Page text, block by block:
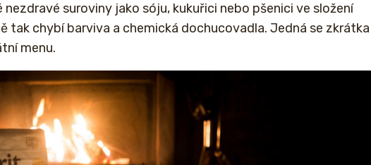
suroviny jako sóju, kukuřici nebo pšenici ve složení
tak chybí barviva a chemická dochucovadla. Jedná se zkrátka
menu.